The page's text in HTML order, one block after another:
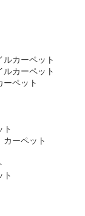
ルカーペット
ルカーペット
ーペット
ト
カーペット
ト